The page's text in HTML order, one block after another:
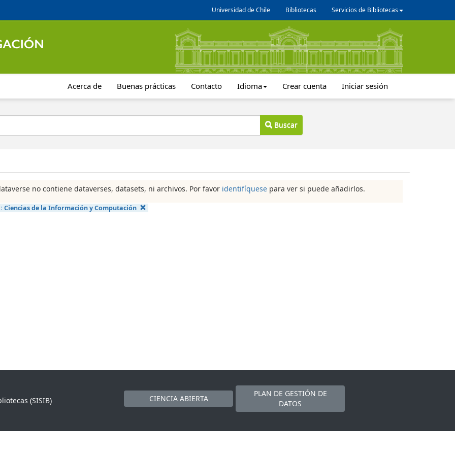
Universidad de Chile Bibliotecas Servicios de Bibliotecas
Acerca de Buenas prácticas Contacto Idioma Crear cuenta Iniciar sesión
Buscar
no contiene dataverses, datasets, ni archivos. Por favor identifíquese para ver si puede añadirlos.
Ciencias de la Información y Computación
(SISIB)
CIENCIA ABIERTA
PLAN DE GESTIÓN DE
DATOS